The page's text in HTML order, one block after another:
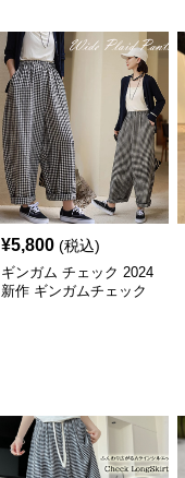
¥5,800 (税込)
ギンガム チェック 2024
新作 ギンガムチェック